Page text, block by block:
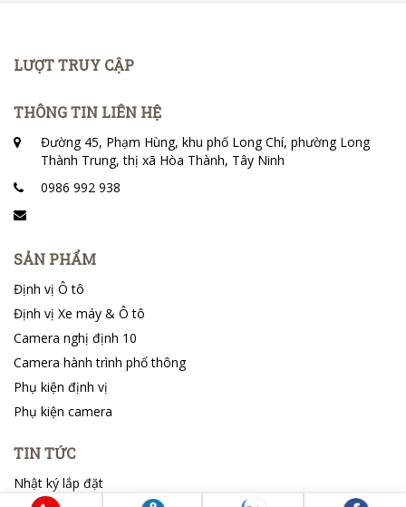
LƯỢT TRUY CẬP
THÔNG TIN LIÊN HỆ
Đường 45, Phạm Hùng, khu phố Long Chí, phường Long
Thành Trung, thị xã Hòa Thành, Tây Ninh
0986 992 938
SẢN PHẨM
Định vị Ô tô
Định vị Xe máy & Ô tô
Camera nghị định 10
Camera hành trình phổ thông
Phụ kiện định vị
Phụ kiện camera
TIN TỨC
Nhật ký lắp đặt